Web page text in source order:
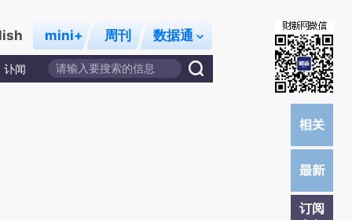
mini+ 周刊 数据通
讣闻
订阅